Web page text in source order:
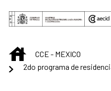
Saltar al contenido principal
INICIOCCE - MEXICO